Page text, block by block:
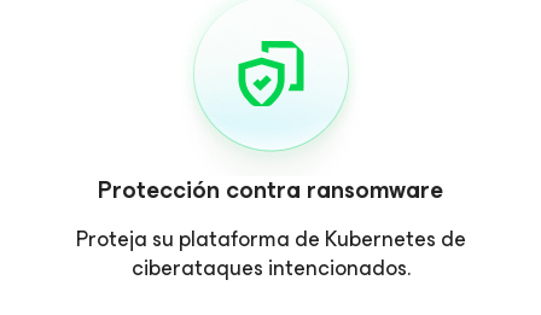
Protección contra ransomware
Proteja su plataforma de Kubernetes de
ciberataques intencionados.